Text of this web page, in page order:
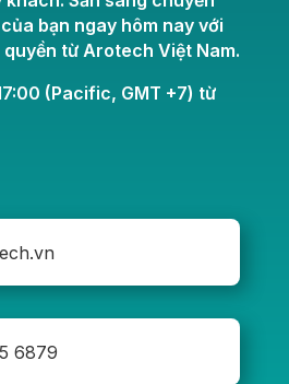
bạn ngay hôm nay với
từ Arotech Việt Nam.
(Pacific, GMT +7) từ
6879